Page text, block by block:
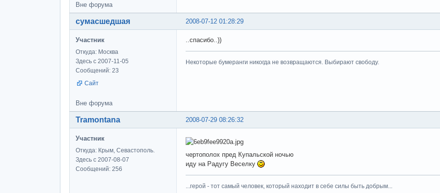
Вне форума
2008-07-12 01:28:29
сумасшедшая
Участник
Откуда: Москва
Здесь с 2007-11-05
Сообщений: 23
Сайт
..спасибо..))
Некоторые бумеранги никогда не возвращаются. Выбирают свободу.
Вне форума
2008-07-29 08:26:32
Tramontana
Участник
Откуда: Крым, Севастополь.
Здесь с 2007-08-07
Сообщений: 256
чертополох пред Купальской ночью
иду на Радугу Веселку
...герой - тот самый человек, который находит в себе силы быть добрым...